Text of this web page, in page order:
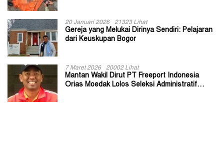
20 Januari 2026 21323 Lihat
Gereja yang Melukai Dirinya Sendiri: Pelajaran
dari Keuskupan Bogor
7 Maret 2026 20002 Lihat
Mantan Wakil Dirut PT Freeport Indonesia
Orias Moedak Lolos Seleksi Administratif